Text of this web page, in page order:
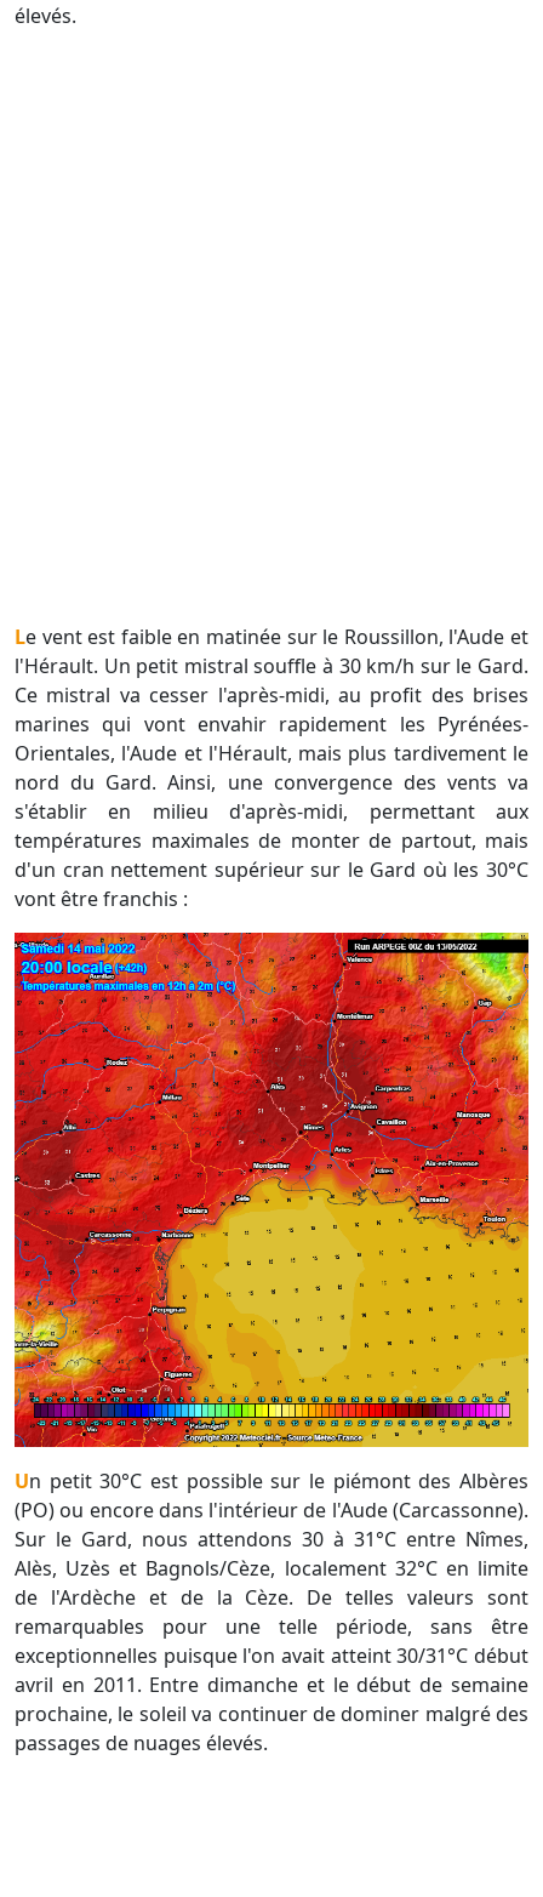
élevés.
Le vent est faible en matinée sur le Roussillon, l'Aude et
l'Hérault. Un petit mistral souffle à 30 km/h sur le Gard.
Ce mistral va cesser l'après-midi, au profit des brises
marines qui vont envahir rapidement les Pyrénées-
Orientales, l'Aude et l'Hérault, mais plus tardivement le
nord du Gard. Ainsi, une convergence des vents va
s'établir en milieu d'après-midi, permettant aux
températures maximales de monter de partout, mais
d'un cran nettement supérieur sur le Gard où les 30°C
vont être franchis :
Un petit 30°C est possible sur le piémont des Albères
(PO) ou encore dans l'intérieur de l'Aude (Carcassonne).
Sur le Gard, nous attendons 30 à 31°C entre Nîmes,
Alès, Uzès et Bagnols/Cèze, localement 32°C en limite
de l'Ardèche et de la Cèze. De telles valeurs sont
remarquables pour une telle période, sans être
exceptionnelles puisque l'on avait atteint 30/31°C début
avril en 2011. Entre dimanche et le début de semaine
prochaine, le soleil va continuer de dominer malgré des
passages de nuages élevés.